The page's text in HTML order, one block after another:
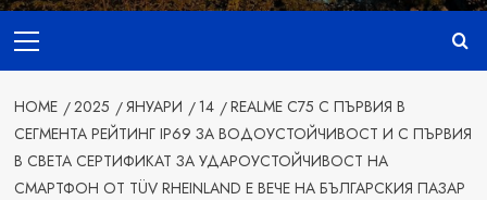
Menu
HOME 2025 ЯНУАРИ 14
REALME C75 С ПЪРВИЯ В
СЕГМЕНТА РЕЙТИНГ IP69 ЗА ВОДОУСТОЙЧИВОСТ И С ПЪРВИЯ
В СВЕТА СЕРТИФИКАТ ЗА УДАРОУСТОЙЧИВОСТ НА
СМАРТФОН ОТ TÜV RHEINLAND Е ВЕЧЕ НА БЪЛГАРСКИЯ ПАЗАР